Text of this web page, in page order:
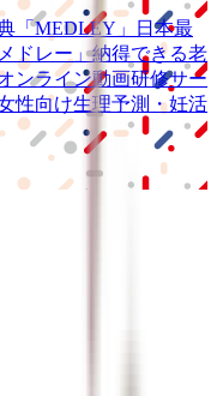
「MEDLEY」
日本最
ドレー」納得できる老
ンライン動画研修サー
性向け生理予測・妊活